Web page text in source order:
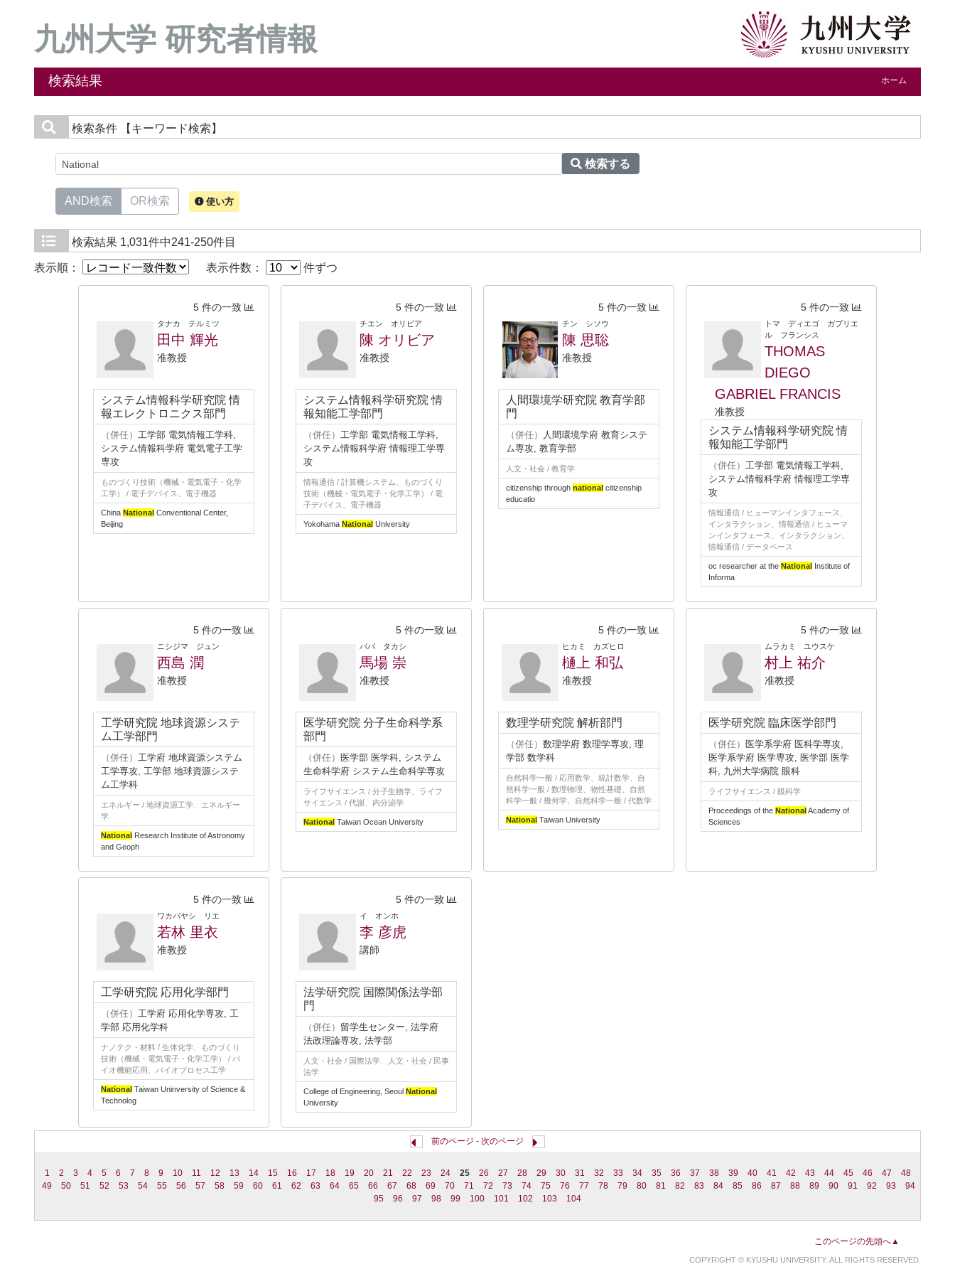
九州大学 研究者情報
検索結果 ホーム
検索条件 【キーワード検索】
検索する
AND検索 OR検索 使い方
検索結果 1,031件中241-250件目
表示順： 表示件数： 件ずつ
5 件の一致
タナカ テルミツ
田中 輝光
准教授
システム情報科学研究院 情
報エレクトロニクス部門
（併任） 工学部 電気情報工学科,
システム情報科学府 電気電子工学
専攻
ものづくり技術（機械・電気電子・化学
工学） / 電子デバイス、電子機器
China National Conventional Center,
Beijing
5 件の一致
チエン オリビア
陳 オリビア
准教授
システム情報科学研究院 情
報知能工学部門
（併任） 工学部 電気情報工学科,
システム情報科学府 情報理工学専
攻
情報通信 / 計算機システム、ものづくり
技術（機械・電気電子・化学工学） / 電
子デバイス、電子機器
Yokohama National University
5 件の一致
チン シソウ
陳 思聡
准教授
人間環境学研究院 教育学部
門
（併任）
人間環境学府 教育システ
ム専攻, 教育学部
人文・社会 / 教育学
citizenship through national citizenship
educatio
5 件の一致
トマ ディエゴ ガブリエ
ル フランシス
THOMAS
DIEGO
GABRIEL FRANCIS
准教授
システム情報科学研究院 情
報知能工学部門
（併任） 工学部 電気情報工学科,
システム情報科学府 情報理工学専
攻
情報通信 / ヒューマンインタフェース、
インタラクション、情報通信 / ヒューマ
ンインタフェース、インタラクション、
情報通信 / データベース
oc researcher at the National Institute of
Informa
5 件の一致
ニシジマ ジュン
西島 潤
准教授
工学研究院 地球資源システ
ム工学部門
（併任） 工学府 地球資源システム
工学専攻, 工学部 地球資源システ
ム工学科
エネルギー / 地球資源工学、エネルギー
学
National Research Institute of Astronomy
and Geoph
5 件の一致
ババ タカシ
馬場 崇
准教授
医学研究院 分子生命科学系
部門
（併任） 医学部 医学科, システム
生命科学府 システム生命科学専攻
ライフサイエンス / 分子生物学、ライフ
サイエンス / 代謝、内分泌学
National Taiwan Ocean University
5 件の一致
ヒカミ カズヒロ
樋上 和弘
准教授
数理学研究院 解析部門
（併任） 数理学府 数理学専攻, 理
学部 数学科
自然科学一般 / 応用数学、統計数学、自
然科学一般 / 数理物理、物性基礎、自然
科学一般 / 幾何学、自然科学一般 / 代数学
National Taiwan University
5 件の一致
ムラカミ ユウスケ
村上 祐介
准教授
医学研究院 臨床医学部門
（併任） 医学系学府 医科学専攻,
医学系学府 医学専攻, 医学部 医学
科, 九州大学病院 眼科
ライフサイエンス / 眼科学
Proceedings of the NationalAcademy of
Sciences
5 件の一致
ワカバヤシ リエ
若林 里衣
准教授
工学研究院 応用化学部門
（併任） 工学府 応用化学専攻, 工
学部 応用化学科
ナノテク・材料 / 生体化学、ものづくり
技術（機械・電気電子・化学工学） / バ
イオ機能応用、バイオプロセス工学
National Taiwan Uninversity of Science &
Technolog
5 件の一致
イ オンホ
李 彦虎
講師
法学研究院 国際関係法学部
門
（併任） 留学生センター, 法学府
法政理論専攻, 法学部
人文・社会 / 国際法学、人文・社会 / 民事
法学
College of Engineering, Seoul National
University
前のページ - 次のページ
1 2 3 4 5 6 7 8 9 10 11 12 13 14 15 16 17 18 19 20 21 22 23 24 25 26 27 28 29 30 31 32 33 34 35 36 37 38 39 40 41 42 43 44 45 46 47
48
49
50 51 52 53 54 55 56 57 58 59 60 61 62 63 64 65 66 67 68 69 70 71 72 73 74 75 76 77 78 79 80 81 82 83 84 85 86 87 88 89 90 91 92 93
94
95
96 97 98 99 100 101 102 103 104
このページの先頭へ▲
COPYRIGHT © KYUSHU UNIVERSITY. ALL RIGHTS RESERVED.